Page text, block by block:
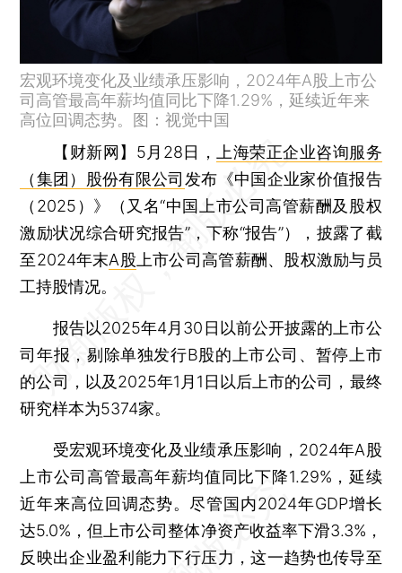
宏观环境变化及业绩承压影响，2024年A股上市公
司高管最高年薪均值同比下降1.29%，延续近年来
高位回调态势。图：视觉中国
【财新网】 5月28日，
上海荣正企业咨询服务
（集团）股份有限公司 发布《中国企业家价值报告
（2025）》（又名“中国上市公司高管薪酬及股权
激励状况综合研究报告”，下称“报告”），披露了截
至2024年末A股 上市公司高管薪酬、股权激励与员
工持股情况。
报告以2025年4月30日以前公开披露的上市公
司年报，剔除单独发行B股的上市公司、暂停上市
的公司，以及2025年1月1日以后上市的公司，最终
研究样本为5374家。
受宏观环境变化及业绩承压影响，2024年A股
上市公司高管最高年薪均值同比下降1.29%，延续
近年来高位回调态势。尽管国内2024年GDP增长
达5.0%，但上市公司整体净资产收益率下滑3.3%，
反映出企业盈利能力下行压力，这一趋势也传导至